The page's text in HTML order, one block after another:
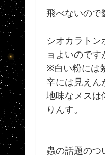
飛べないの
シオカラト
ョよいのです
※白い粉には
辛には見えん
地味なメスは
りんす。
蟲の話題のつ